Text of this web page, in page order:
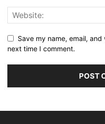
Save my name, email,
next time I comment.